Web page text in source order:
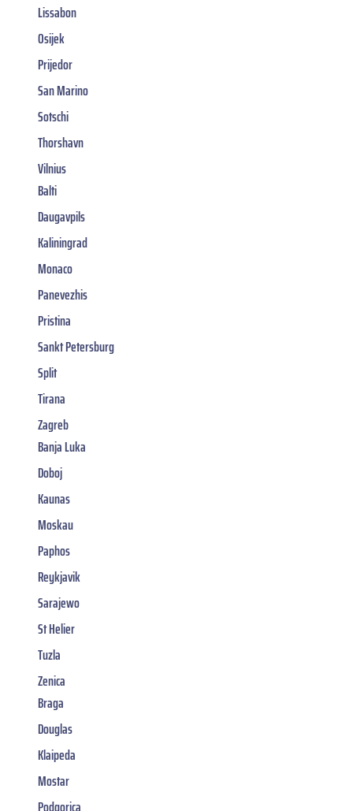
Lissabon
Osijek
Prijedor
San Marino
Sotschi
Thorshavn
Vilnius
Balti
Daugavpils
Kaliningrad
Monaco
Panevezhis
Pristina
Sankt Petersburg
Split
Tirana
Zagreb
Banja Luka
Doboj
Kaunas
Moskau
Paphos
Reykjavik
Sarajewo
St Helier
Tuzla
Zenica
Braga
Douglas
Klaipeda
Mostar